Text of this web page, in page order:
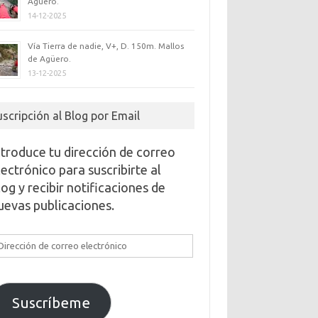
14-12-2025
Vía Tierra de nadie, V+, D. 150m. Mallos
de Agüero.
13-12-2025
al Blog por Email
tu dirección de correo
para suscribirte al
y recibir notificaciones de
publicaciones.
Suscríbeme